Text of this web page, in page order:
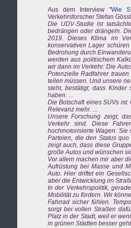
Aus dem Interview "Wie
Verkehrsforscher Stefan
Die UDV-Studie ist
bedrängen oder drängeln.
2019. Dieses Klima im
konservativen Lager
Bedrohung durch
werden aus politischem
wir dann im Verkehr: Die
Potenzielle Radfahrer
teilen müssen. Und unsere
steht, bestätigt, dass
haben. ...
Die Botschaft eines SUVs
Relevanz mehr. ...
Unsere Forschung zeigt,
Verkehr sind. Diese
hochmotorisierte Wagen.
Parteien, die den Status
zeigt auch, dass diese
große Autos und wünschen
Vor allem machen mir aber
Aufrüstung bei Masse und
Auto. Hier driftet ein
aber die Entwicklung im
In der Verkehrspolitik,
Mobilität zu fördern. Wir
Fahrrad sicher fühlen.
sorgt bei vollen Straßen
Platz in der Stadt, weil er
in grünen Städten besser